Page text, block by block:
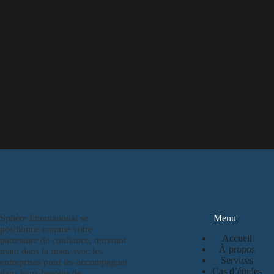
Sphère International se
positionne comme votre
partenaire de confiance, œuvrant
main dans la main avec les
entreprises pour les accompagner
Menu
Accueil
À propos
Services
Cas d’études